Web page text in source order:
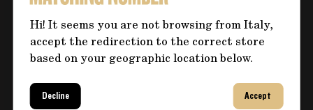
Hi! It seems you are not browsing from Italy,
accept the redirection to the correct store
based on your geographic location below.
Decline Accept
Hai bisogno di altre informazioni
sul prodotto?
Clicca sul pulsante per eventuali domande e
compila il form, ti ricontatteremo al più